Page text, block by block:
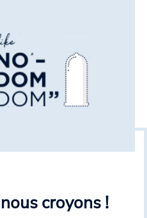
croyons !